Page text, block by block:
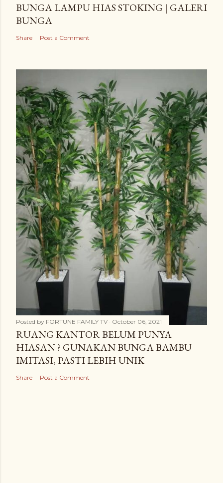
BUNGA LAMPU HIAS STOKING | GALERI
BUNGA
Share Post a Comment
Posted by FORTUNE FAMILY TV October 06, 2021
RUANG KANTOR BELUM PUNYA
HIASAN ? GUNAKAN BUNGA BAMBU
IMITASI, PASTI LEBIH UNIK
Share Post a Comment